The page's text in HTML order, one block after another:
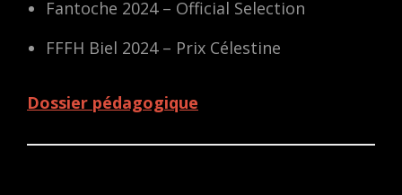
Fantoche 2024 – Official Selection
FFFH Biel 2024 – Prix Célestine
Dossier pédagogique